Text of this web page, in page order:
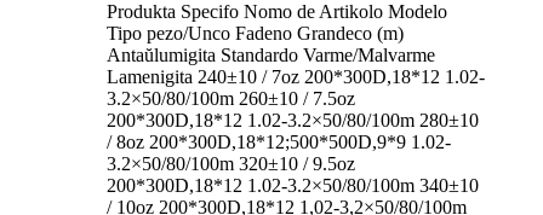
Produkta Specifo Nomo de Artikolo Modelo
Tipo pezo/Unco Fadeno Grandeco (m)
Antaŭlumigita Standardo Varme/Malvarme
Lamenigita 240±10 / 7oz 200*300D,18*12 1.02-
3.2×50/80/100m 260±10 / 7.5oz
200*300D,18*12 1.02-3.2×50/80/100m 280±10
/ 8oz 200*300D,18*12;500*500D,9*9 1.02-
3.2×50/80/100m 320±10 / 9.5oz
200*300D,18*12 1.02-3.2×50/80/100m 340±10
/ 10oz 200*300D,18*12 1,02-3,2×50/80/100m